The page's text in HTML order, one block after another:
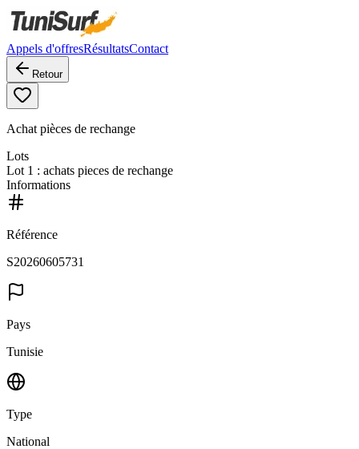
Appels d'offresRésultatsContact
Retour
Achat pièces de rechange
Lots
Lot 1 : achats pieces de rechange
Informations
Référence
S20260605731
Pays
Tunisie
Type
National